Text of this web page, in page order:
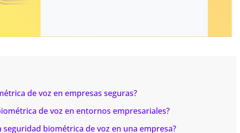
de voz en empresas seguras?
de voz en entornos empresariales?
seguridad biométrica de voz en una empresa?